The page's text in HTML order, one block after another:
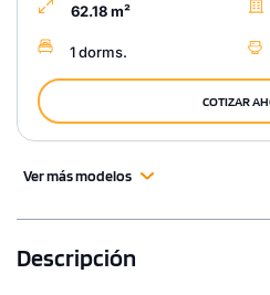
62.18 m²
1 dorms.
COTIZAR
Ver más modelos
Descripción